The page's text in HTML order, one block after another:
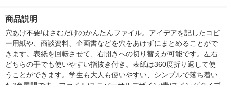
商品説明
穴あけ不要!はさむだけのかんたんファイル。アイデアを記したコピ
ー用紙や、商談資料、企画書などを穴をあけずにまとめることがで
きます。表紙を回転させて、右開きへの切り替えが可能です。左右
どちらの手でも使いやすい指抜き付き。表紙は360度折り返して使
うことができます。学生も大人も使いやすい、シンプルで落ち着い